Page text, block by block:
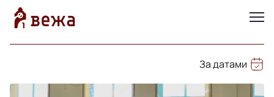
За датами